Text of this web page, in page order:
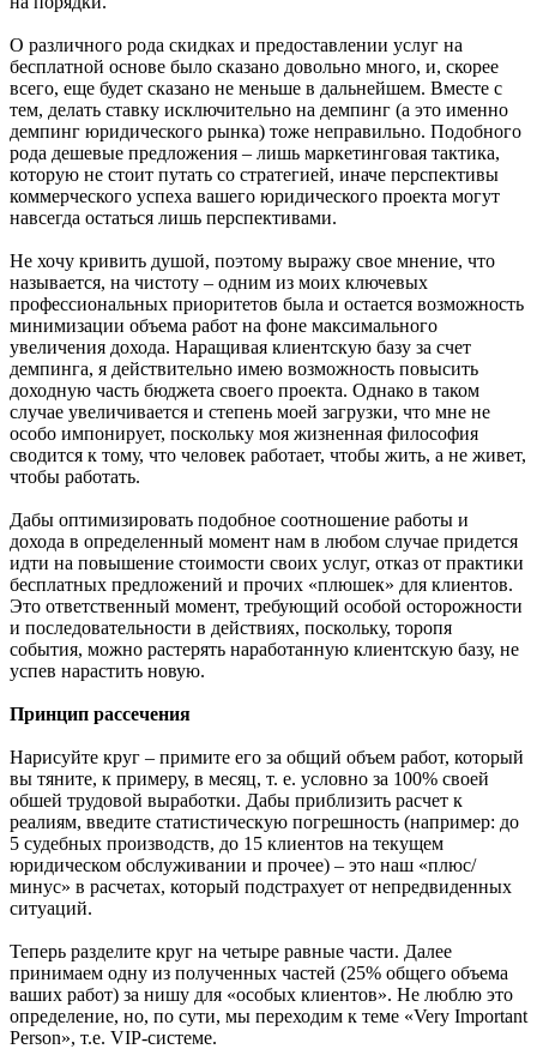
О различного рода скидках и предоставлении услуг на
бесплатной основе было сказано довольно много, и, скорее
всего, еще будет сказано не меньше в дальнейшем. Вместе с
тем, делать ставку исключительно на демпинг (а это именно
демпинг юридического рынка) тоже неправильно. Подобного
рода дешевые предложения – лишь маркетинговая тактика,
которую не стоит путать со стратегией, иначе перспективы
коммерческого успеха вашего юридического проекта могут
навсегда остаться лишь перспективами.
Не хочу кривить душой, поэтому выражу свое мнение, что
называется, на чистоту – одним из моих ключевых
профессиональных приоритетов была и остается возможность
минимизации объема работ на фоне максимального
увеличения дохода. Наращивая клиентскую базу за счет
демпинга, я действительно имею возможность повысить
доходную часть бюджета своего проекта. Однако в таком
случае увеличивается и степень моей загрузки, что мне не
особо импонирует, поскольку моя жизненная философия
сводится к тому, что человек работает, чтобы жить, а не живет,
чтобы работать.
Дабы оптимизировать подобное соотношение работы и
дохода в определенный момент нам в любом случае придется
идти на повышение стоимости своих услуг, отказ от практики
бесплатных предложений и прочих «плюшек» для клиентов.
Это ответственный момент, требующий особой осторожности
и последовательности в действиях, поскольку, торопя
события, можно растерять наработанную клиентскую базу, не
успев нарастить новую.
Принцип рассечения
Нарисуйте круг – примите его за общий объем работ, который
вы тяните, к примеру, в месяц, т. е. условно за 100% своей
обшей трудовой выработки. Дабы приблизить расчет к
реалиям, введите статистическую погрешность (например: до
5 судебных производств, до 15 клиентов на текущем
юридическом обслуживании и прочее) – это наш «плюс/
минус» в расчетах, который подстрахует от непредвиденных
ситуаций.
Теперь разделите круг на четыре равные части. Далее
принимаем одну из полученных частей (25% общего объема
ваших работ) за нишу для «особых клиентов». Не люблю это
определение, но, по сути, мы переходим к теме «Very Important
Person», т.е. VIP-системе.